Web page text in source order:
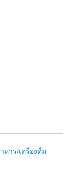
หาร/เครื่องดื่ม